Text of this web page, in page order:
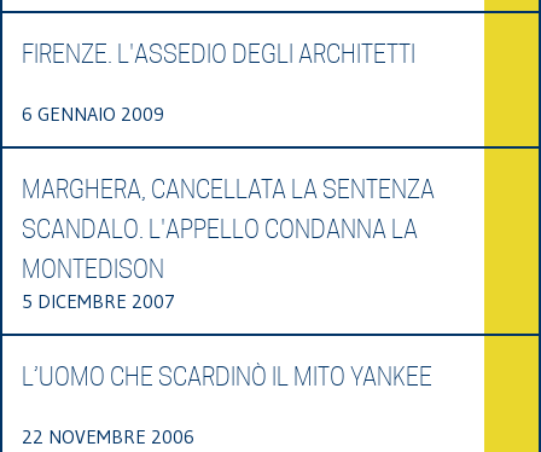
FIRENZE. L'ASSEDIO DEGLI ARCHITETTI
6 GENNAIO 2009
MARGHERA, CANCELLATA LA SENTENZA
SCANDALO. L'APPELLO CONDANNA LA
MONTEDISON
5 DICEMBRE 2007
L’UOMO CHE SCARDINÒ IL MITO YANKEE
22 NOVEMBRE 2006